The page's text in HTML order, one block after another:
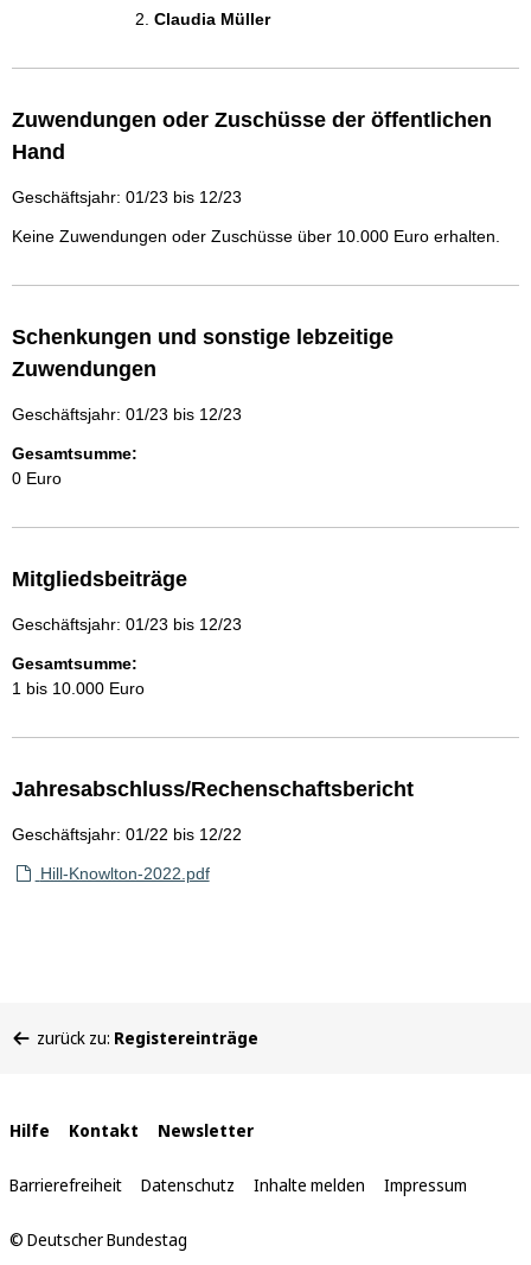
Claudia Müller
Zuwendungen oder Zuschüsse der öffentlichen
Hand
Geschäftsjahr: 01/23 bis 12/23
Keine Zuwendungen oder Zuschüsse über 10.000 Euro erhalten.
Schenkungen und sonstige lebzeitige
Zuwendungen
Geschäftsjahr: 01/23 bis 12/23
Gesamtsumme:
0 Euro
Mitgliedsbeiträge
Geschäftsjahr: 01/23 bis 12/23
Gesamtsumme:
1 bis 10.000 Euro
Jahresabschluss/Rechenschaftsbericht
Geschäftsjahr: 01/22 bis 12/22
Hill-Knowlton-2022.pdf
befinden
zurück zu: Registereinträge
Interne
Links
Hilfe Kontakt Newsletter
Barrierefreiheit Datenschutz Inhalte melden Impressum
© Deutscher Bundestag